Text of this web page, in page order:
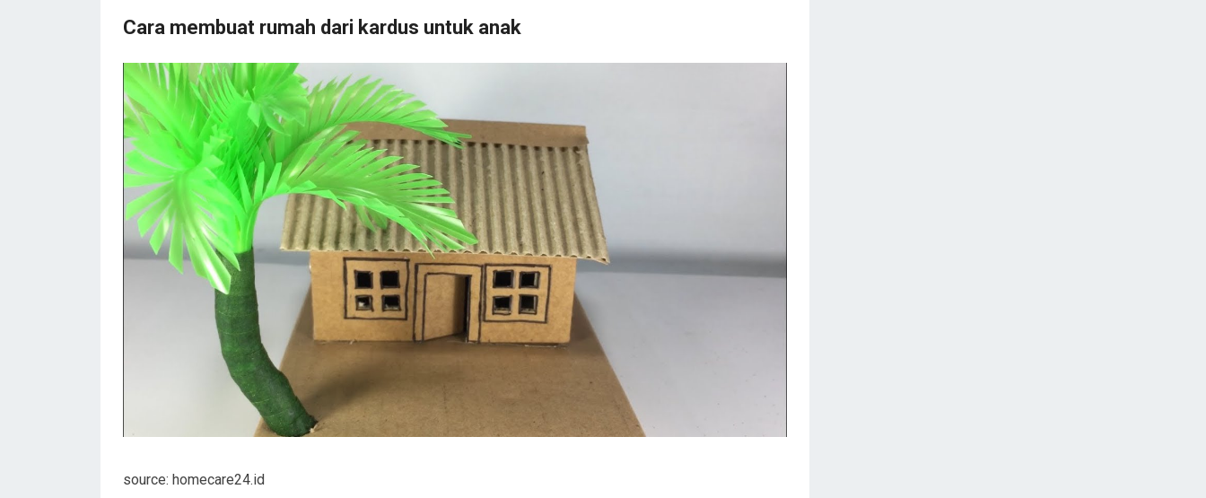
Cara membuat rumah dari kardus untuk anak
source: homecare24.id